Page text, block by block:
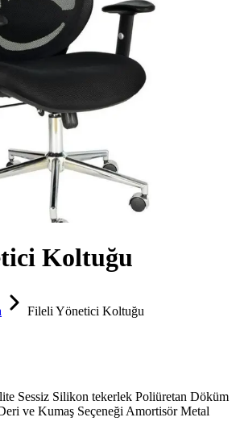
Koltuğu
Fileli Yönetici Koltuğu
Sessiz Silikon tekerlek Poliüretan Döküm
ve Kumaş Seçeneği Amortisör Metal